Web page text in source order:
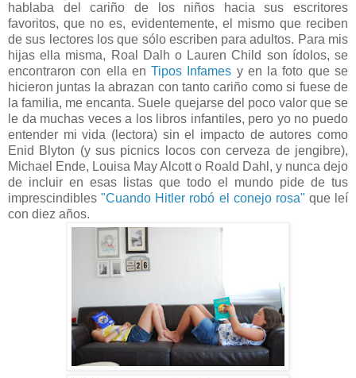
hablaba del cariño de los niños hacia sus escritores
favoritos, que no es, evidentemente, el mismo que reciben
de sus lectores los que sólo escriben para adultos. Para mis
hijas ella misma, Roal Dalh o Lauren Child son ídolos, se
encontraron con ella enTipos Infames y en la foto que se
hicieron juntas la abrazan con tanto cariño como si fuese de
la familia, me encanta. Suele quejarse del poco valor que se
le da muchas veces a los libros infantiles, pero yo no puedo
entender mi vida (lectora) sin el impacto de autores como
Enid Blyton (y sus picnics locos con cerveza de jengibre),
Michael Ende, Louisa May Alcott o Roald Dahl, y nunca dejo
de incluir en esas listas que todo el mundo pide de tus
imprescindibles"Cuando Hitler robó el conejo rosa" que leí
con diez años.